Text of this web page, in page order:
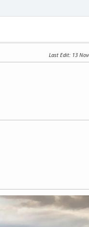
Last Edit: 13